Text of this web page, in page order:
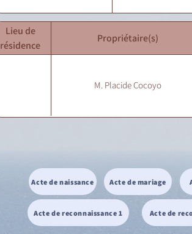
Lieu de
résidence
Propriétaire(s)
M. Placide Cocoyo
Acte de naissance Acte de mariage
Acte de reconnaissance 1 Acte de